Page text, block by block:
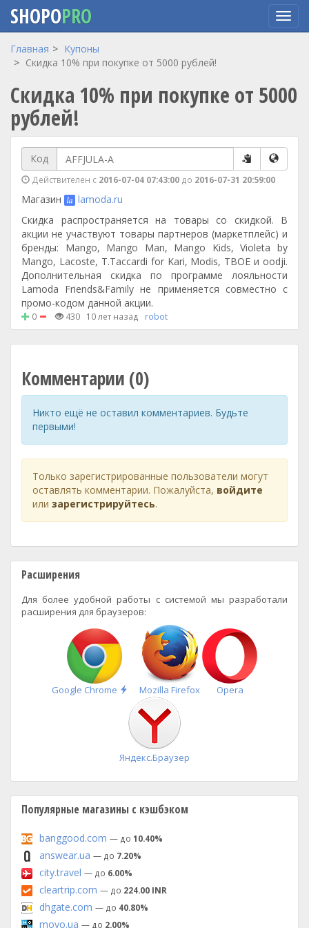
Перейти
содержанию
SHOPOPRO
Главная
Купоны
Скидка 10% при покупке от 5000 рублей!
Скидка 10% при покупке от 5000
рублей!
Код
Действителен с 2016-07-04 07:43:00 до 2016-07-31 20:59:00
Магазин
lamoda.ru
Скидка распространяется на товары со скидкой. В
акции не участвуют товары партнеров (маркетплейс) и
бренды: Mango, Mango Man, Mango Kids, Violeta by
Mango, Lacoste, T.Taccardi for Kari, Modis, ТВОЕ и oodji.
Дополнительная скидка по программе лояльности
Lamoda Friends&Family не применяется совместно с
промо-кодом данной акции.
0 430 10 лет назад robot
Комментарии (0)
Никто ещё не оставил комментариев. Будьте
первыми!
Только зарегистрированные пользователи могут
оставлять комментарии. Пожалуйста, войдите
или зарегистрируйтесь.
Расширения
Для более удобной работы с системой мы разработали
расширения для браузеров:
Google Chrome
Быстрая
установка
Mozilla Firefox Opera
Яндекс.Браузер
Популярные магазины с кэшбэком
banggood.com — до 10.40%
answear.ua — до 7.20%
city.travel — до 6.00%
cleartrip.com — до 224.00 INR
dhgate.com — до 40.80%
moyo.ua — до 2.00%